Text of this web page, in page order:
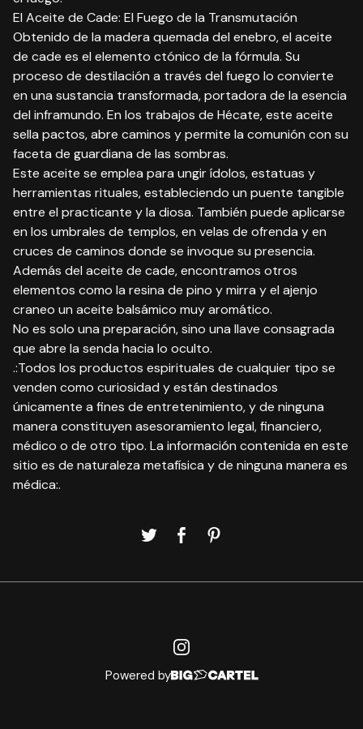
El Aceite de Cade: El Fuego de la Transmutación
Obtenido de la madera quemada del enebro, el aceite
de cade es el elemento ctónico de la fórmula. Su
proceso de destilación a través del fuego lo convierte
en una sustancia transformada, portadora de la esencia
del inframundo. En los trabajos de Hécate, este aceite
sella pactos, abre caminos y permite la comunión con su
faceta de guardiana de las sombras.
Este aceite se emplea para ungir ídolos, estatuas y
herramientas rituales, estableciendo un puente tangible
entre el practicante y la diosa. También puede aplicarse
en los umbrales de templos, en velas de ofrenda y en
cruces de caminos donde se invoque su presencia.
Además del aceite de cade, encontramos otros
elementos como la resina de pino y mirra y el ajenjo
craneo un aceite balsámico muy aromático.
No es solo una preparación, sino una llave consagrada
que abre la senda hacia lo oculto.
.:Todos los productos espirituales de cualquier tipo se
venden como curiosidad y están destinados
únicamente a fines de entretenimiento, y de ninguna
manera constituyen asesoramiento legal, financiero,
médico o de otro tipo. La información contenida en este
sitio es de naturaleza metafísica y de ninguna manera es
médica:.
Powered by